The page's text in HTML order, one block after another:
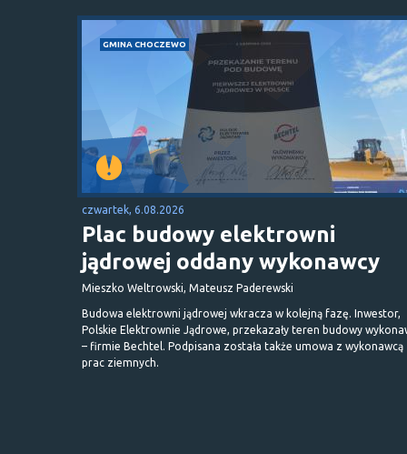
GMINA CHOCZEWO
czwartek, 6.08.2026
Plac budowy elektrowni
jądrowej oddany wykonawcy
Mieszko Weltrowski, Mateusz Paderewski
Budowa elektrowni jądrowej wkracza w kolejną fazę. Inwestor,
Polskie Elektrownie Jądrowe, przekazały teren budowy
– firmie Bechtel. Podpisana została także umowa z wykonawcą
prac ziemnych.